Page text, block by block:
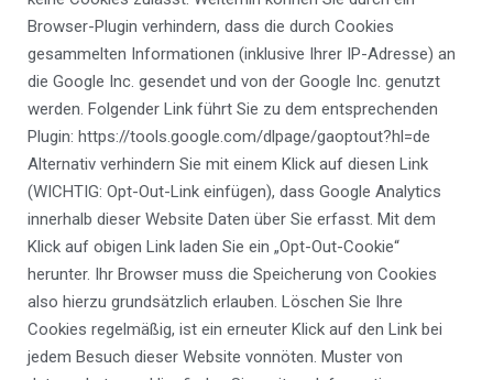
Browser-Plugin verhindern, dass die durch Cookies
gesammelten Informationen (inklusive Ihrer IP-Adresse) an
die Google Inc. gesendet und von der Google Inc. genutzt
werden. Folgender Link führt Sie zu dem entsprechenden
Plugin: https://tools.google.com/dlpage/gaoptout?hl=de
Alternativ verhindern Sie mit einem Klick auf diesen Link
(WICHTIG: Opt-Out-Link einfügen), dass Google Analytics
innerhalb dieser Website Daten über Sie erfasst. Mit dem
Klick auf obigen Link laden Sie ein „Opt-Out-Cookie“
herunter. Ihr Browser muss die Speicherung von Cookies
also hierzu grundsätzlich erlauben. Löschen Sie Ihre
Cookies regelmäßig, ist ein erneuter Klick auf den Link bei
jedem Besuch dieser Website vonnöten. Muster von